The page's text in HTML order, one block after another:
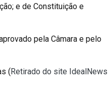
e de Constituição e
pela Câmara e pelo
(Retirado do site IdealNews